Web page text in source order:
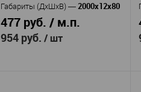
Габариты (ДхШхВ) — 2000x12x80
477 руб. / м.п.
954 руб. / шт